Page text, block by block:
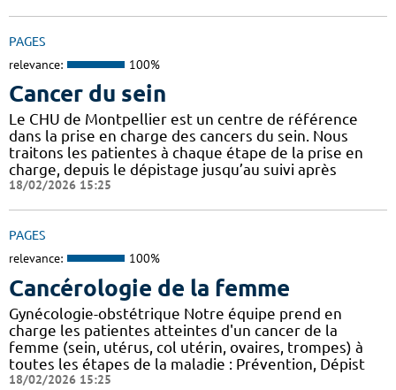
PAGES
relevance: 100%
Cancer du sein
Le CHU de Montpellier est un centre de référence
dans la prise en charge des cancers du sein. Nous
traitons les patientes à chaque étape de la prise en
charge, depuis le dépistage jusqu’au suivi après
18/02/2026 15:25
PAGES
relevance: 100%
Cancérologie de la femme
Gynécologie-obstétrique Notre équipe prend en
charge les patientes atteintes d'un cancer de la
femme (sein, utérus, col utérin, ovaires, trompes) à
toutes les étapes de la maladie : Prévention, Dépist
18/02/2026 15:25